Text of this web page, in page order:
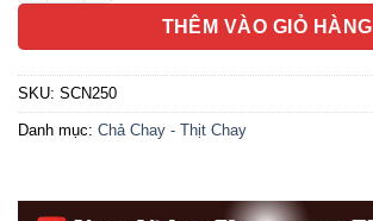
THÊM VÀO GIỎ HÀNG
SKU: SCN250
Danh mục: Chả Chay - Thịt Chay